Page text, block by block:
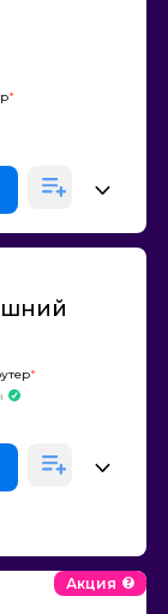
*
*
Акция